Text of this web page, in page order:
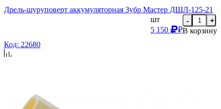
Дрель-шуруповерт аккумуляторная Зубр Мастер ДШЛ-125-21
шт
5 150
₽
- +
В корзину
Код: 22680